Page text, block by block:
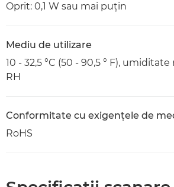
Oprit: 0,1 W sau mai puţin
Mediu de utilizare
10 - 32,5 °C (50 - 90,5 ° F),
RH
Conformitate cu exigenţele de
RoHS